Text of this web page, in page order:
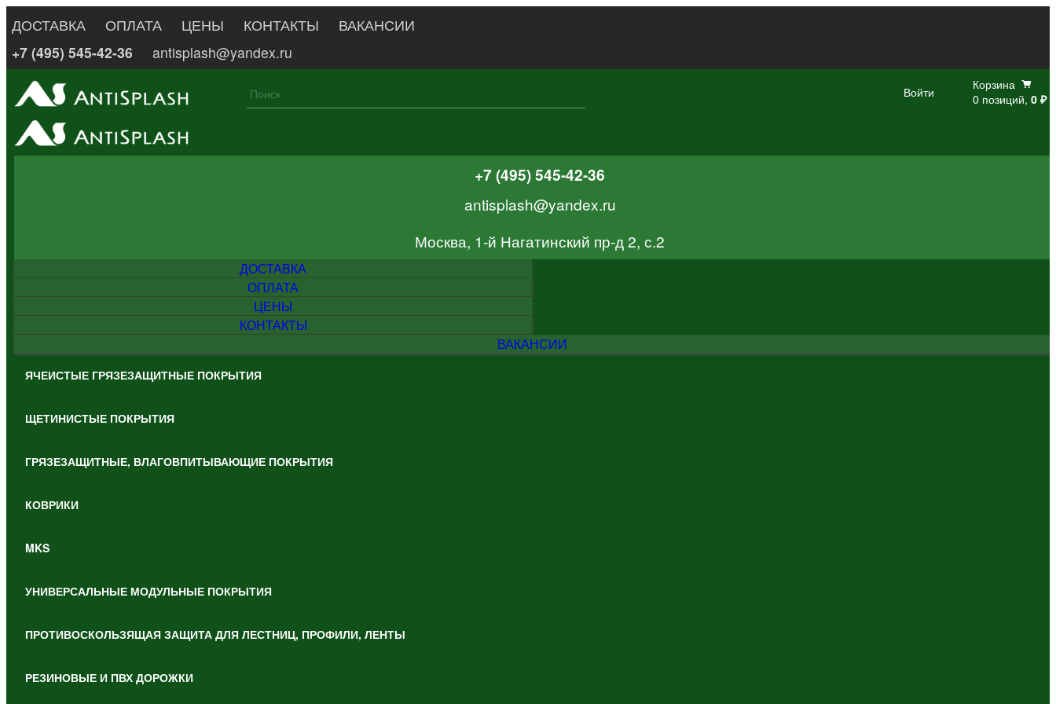
ДОСТАВКА ОПЛАТА ЦЕНЫ КОНТАКТЫ
ВАКАНСИИ
+7 (495) 545-42-36
antisplash@yandex.ru
Войти
Корзина
0 позиций, 0 ₽
+7 (495) 545-42-36
antisplash@yandex.ru
Москва, 1-й Нагатинский пр-д 2, с.2
ДОСТАВКА
ОПЛАТА
ЦЕНЫ
КОНТАКТЫ
ВАКАНСИИ
ЯЧЕИСТЫЕ ГРЯЗЕЗАЩИТНЫЕ ПОКРЫТИЯ
ЩЕТИНИСТЫЕ ПОКРЫТИЯ
ГРЯЗЕЗАЩИТНЫЕ, ВЛАГОВПИТЫВАЮЩИЕ ПОКРЫТИЯ
КОВРИКИ
MKS
УНИВЕРСАЛЬНЫЕ МОДУЛЬНЫЕ ПОКРЫТИЯ
ПРОТИВОСКОЛЬЗЯЩАЯ ЗАЩИТА ДЛЯ ЛЕСТНИЦ, ПРОФИЛИ, ЛЕНТЫ
РЕЗИНОВЫЕ И ПВХ ДОРОЖКИ